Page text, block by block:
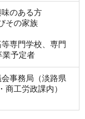
味のある方
その家族
専門学校、専門
業予定者
事務局（淡路県
商工労政課内）